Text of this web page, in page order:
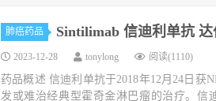
肺癌药品 Sintilimab 信迪利单抗 达
2023-12-28 tonylong 阅读(1110)
药品概述 信迪利单抗于2018年12月24日获
发或难治经典型霍奇金淋巴瘤的治疗。信